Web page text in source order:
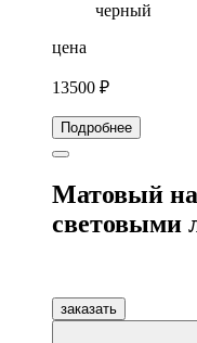
черный
цена
13500 ₽
Подробнее
Матовый
световыми
заказать